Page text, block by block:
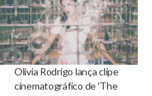
Olivia Rodrigo lança clipe
cinematográfico de ‘The